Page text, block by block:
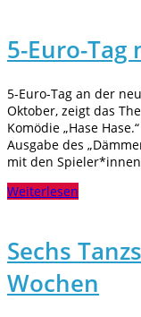
5-Euro-Tag
5-Euro-Tag an der
Oktober, zeigt das
Komödie „Hase
Ausgabe des
mit den
Weiterlesen
Sechs
Wochen